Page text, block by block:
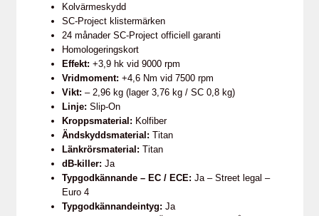
Kolvärmeskydd
SC-Project klistermärken
24 månader SC-Project officiell garanti
Homologeringskort
Effekt: +3,9 hk vid 9000 rpm
Vridmoment: +4,6 Nm vid 7500 rpm
Vikt: – 2,96 kg (lager 3,76 kg / SC 0,8 kg)
Linje: Slip-On
Kroppsmaterial: Kolfiber
Ändskyddsmaterial: Titan
Länkrörsmaterial: Titan
dB-killer: Ja
Typgodkännande – EC / ECE: Ja – Street legal –
Euro 4
Typgodkännandeintyg: Ja